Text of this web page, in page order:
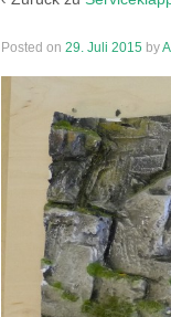
Posted on 29. Juli 2015 by